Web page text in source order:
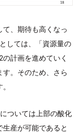
、期待も高くなっ
しては、「資源量の
計画を進めていく
。そのため、さら
ついては上部の酸化
産が可能であると